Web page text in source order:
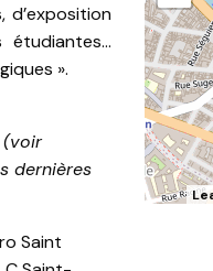
d’exposition
étudiantes…
».
(voir
dernières
Saint